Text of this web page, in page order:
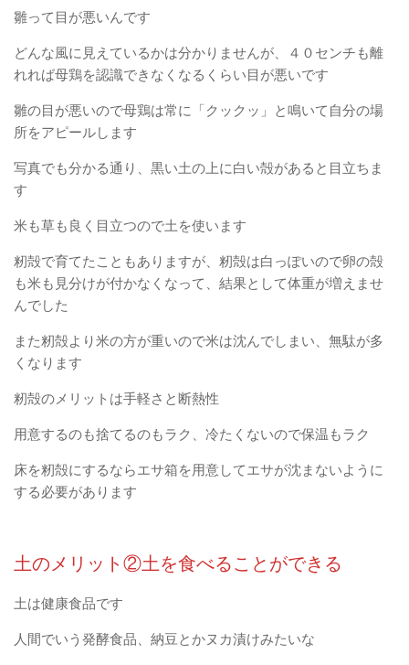
雛って目が悪いんです
どんな風に見えているかは分かりませんが、４０センチも離
れれば母鶏を認識できなくなるくらい目が悪いです
雛の目が悪いので母鶏は常に「クックッ」と鳴いて自分の場
所をアピールします
写真でも分かる通り、黒い土の上に白い殻があると目立ちま
す
米も草も良く目立つので土を使います
籾殻で育てたこともありますが、籾殻は白っぽいので卵の殻
も米も見分けが付かなくなって、結果として体重が増えませ
んでした
また籾殻より米の方が重いので米は沈んでしまい、無駄が多
くなります
籾殻のメリットは手軽さと断熱性
用意するのも捨てるのもラク、冷たくないので保温もラク
床を籾殻にするならエサ箱を用意してエサが沈まないように
する必要があります
土のメリット②土を食べることができる
土は健康食品です
人間でいう発酵食品、納豆とかヌカ漬けみたいな